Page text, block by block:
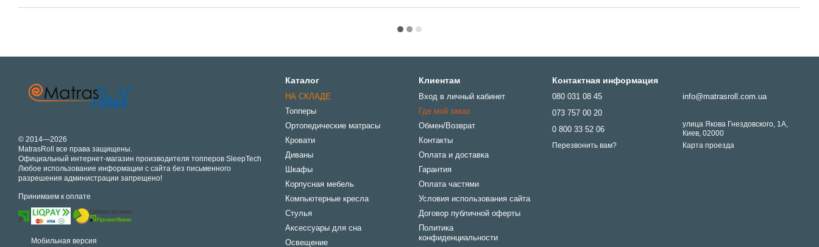
© 2014—2026
MatrasRoll все права защищены.
Официальный интернет-магазин производителя топперов SleepTech
Любое использование информации с сайта без письменного
разрешения администрации запрещено!
Принимаем к оплате
Мобильная версия
Каталог
НА СКЛАДЕ
Топперы
Ортопедические матрасы
Кровати
Диваны
Шкафы
Корпусная мебель
Компьютерные кресла
Стулья
Аксессуары для сна
Освещение
Клиентам
Вход в личный кабинет
Где мой заказ
Обмен/Возврат
Контакты
Оплата и доставка
Гарантия
Оплата частями
Условия использования сайта
Договор публичной оферты
Политика
конфиденциальности
Контактная информация
080 031 08 45
073 757 00 20
0 800 33 52 06
Перезвонить вам?
info@matrasroll.com.ua
улица Якова Гнездовского, 1А,
Киев, 02000
Карта проезда